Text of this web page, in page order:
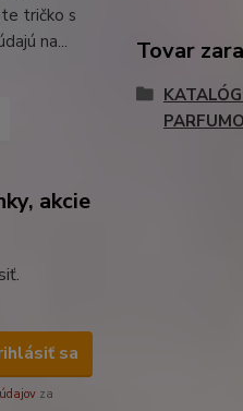
tričko s
na...
akcie
sa
za
Tovar